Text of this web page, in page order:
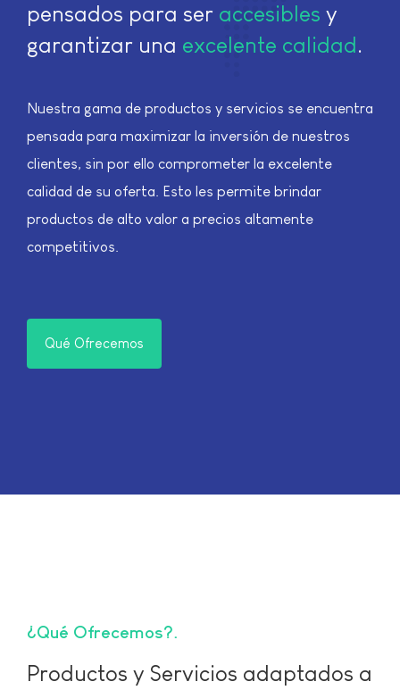
pensados para ser accesibles y
garantizar una excelente calidad.
Nuestra gama de productos y servicios se encuentra
pensada para maximizar la inversión de nuestros
clientes, sin por ello comprometer la excelente
calidad de su oferta. Esto les permite brindar
productos de alto valor a precios altamente
competitivos.
Qué Ofrecemos
¿Qué Ofrecemos?
Productos y Servicios adaptados a